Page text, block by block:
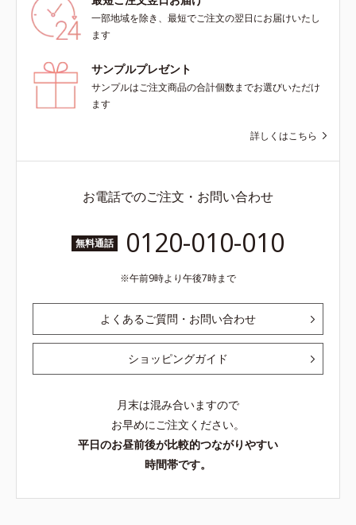
一部地域を除き、最短でご注文の翌日にお届けいたし
ます
サンプルプレゼント
サンプルはご注文商品の合計個数までお選びいただけ
ます
詳しくはこちら
お電話でのご注文・お問い合わせ
無料通話 0120-010-010
午前9時より午後7時まで
よくあるご質問・お問い合わせ
ショッピングガイド
月末は混み合いますので
お早めにご注文ください。
平日のお昼前後が比較的つながりやすい
時間帯です。